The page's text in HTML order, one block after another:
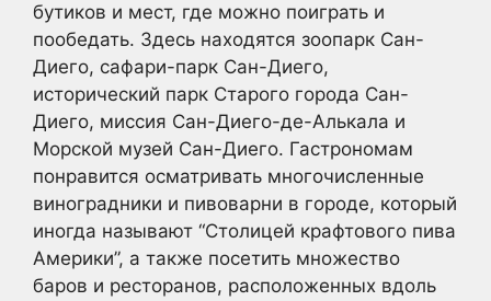
бутиков и мест, где можно поиграть и
пообедать. Здесь находятся зоопарк Сан-
Диего, сафари-парк Сан-Диего,
исторический парк Старого города Сан-
Диего, миссия Сан-Диего-де-Алькала и
Морской музей Сан-Диего. Гастрономам
понравится осматривать многочисленные
виноградники и пивоварни в городе, который
иногда называют “Столицей крафтового пива
Америки”, а также посетить множество
баров и ресторанов, расположенных вдоль